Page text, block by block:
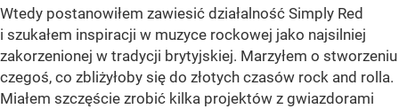
Wtedy postanowiłem zawiesić działalność Simply Red
i szukałem inspiracji w muzyce rockowej jako najsilniej
zakorzenionej w tradycji brytyjskiej. Marzyłem o stworzeniu
czegoś, co zbliżyłoby się do złotych czasów rock and rolla.
Miałem szczęście zrobić kilka projektów z gwiazdorami